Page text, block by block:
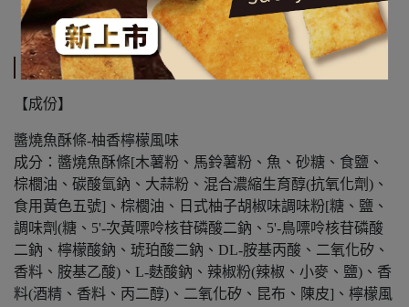
規格說明
【成份】
醬燒魚酥條-柚香檸檬風味
成分：醬燒魚酥條[木薯粉、馬鈴薯粉、魚、砂糖、食鹽、
棕櫚油、碳酸氫鈉、大蒜粉、混合濃縮生育醇(抗氧化劑)、
食用黃色五號]、棕櫚油、日式柚子胡椒味調味粉[糖、鹽、
調味劑(糖、5'-次黃嘌呤核苷磷酸二鈉、5'-鳥嘌呤核苷磷酸
二鈉、檸檬酸鈉、琥珀酸二鈉、DL-胺基丙酸、二氧化矽、
香料、胺基乙酸)、L-麩酸鈉、辣椒粉(辣椒、小麥、鹽)、香
料(酒精、香料、丙二醇)、二氧化矽、昆布、陳皮]、檸檬風